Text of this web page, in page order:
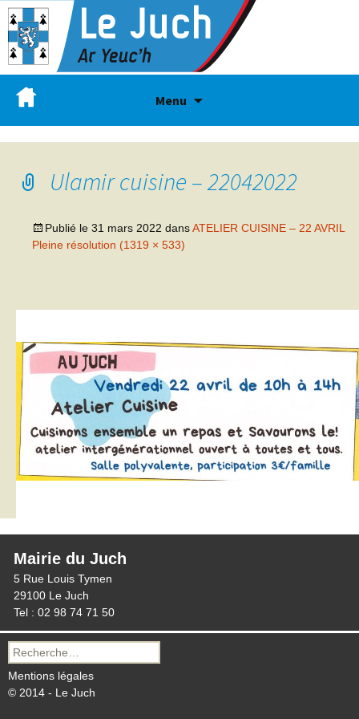
Menu
Ulamir cuisine – 22042022
Publié le 31 mars 2022 dansATELIER CUISINE – 22 AVRIL
Pleine résolution (1319 × 533)
Mairie du Juch
5 Rue Louis Tymen
29100 Le Juch
Tel : 02 98 74 71 50
Recherche
pour :
Mentions légales
© 2014 - Le Juch